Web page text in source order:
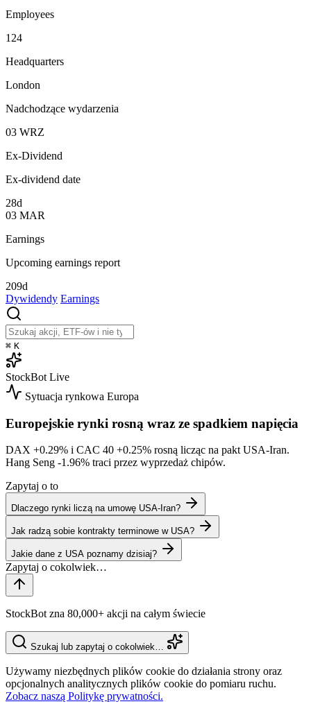
Employees
124
Headquarters
London
Nadchodzące wydarzenia
03 WRZ
Ex-Dividend
Ex-dividend date
28d
03 MAR
Earnings
Upcoming earnings report
209d
Dywidendy Earnings
⌘ K
StockBot Live
Sytuacja rynkowa Europa
Europejskie rynki rosną wraz ze spadkiem napięcia
DAX +0.29% i CAC 40 +0.25% rosną licząc na pakt USA-Iran.
Hang Seng -1.96% traci przez wyprzedaż chipów.
Zapytaj o to
Dlaczego rynki liczą na umowę USA-Iran?
Jak radzą sobie kontrakty terminowe w USA?
Jakie dane z USA poznamy dzisiaj?
StockBot zna 80,000+ akcji na całym świecie
Szukaj lub zapytaj o cokolwiek…
Używamy niezbędnych plików cookie do działania strony oraz
opcjonalnych analitycznych plików cookie do pomiaru ruchu.
Zobacz naszą Politykę prywatności.